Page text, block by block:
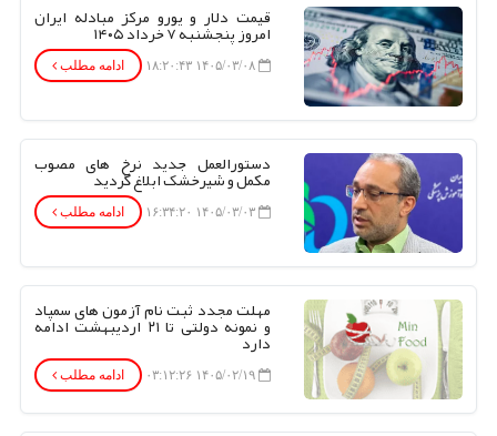
قیمت دلار و یورو مرکز مبادله ایران
امروز پنجشنبه ۷ خرداد ۱۴۰۵
۱۴۰۵/۰۳/۰۸ ۱۸:۲۰:۴۳ ادامه مطلب
دستورالعمل جدید نرخ های مصوب
مکمل و شیرخشک ابلاغ گردید
۱۴۰۵/۰۳/۰۳ ۱۶:۳۴:۲۰ ادامه مطلب
مهلت مجدد ثبت نام آزمون های سمپاد
و نمونه دولتی تا ۲۱ اردیبهشت ادامه
دارد
۱۴۰۵/۰۲/۱۹ ۰۳:۱۲:۲۶ ادامه مطلب